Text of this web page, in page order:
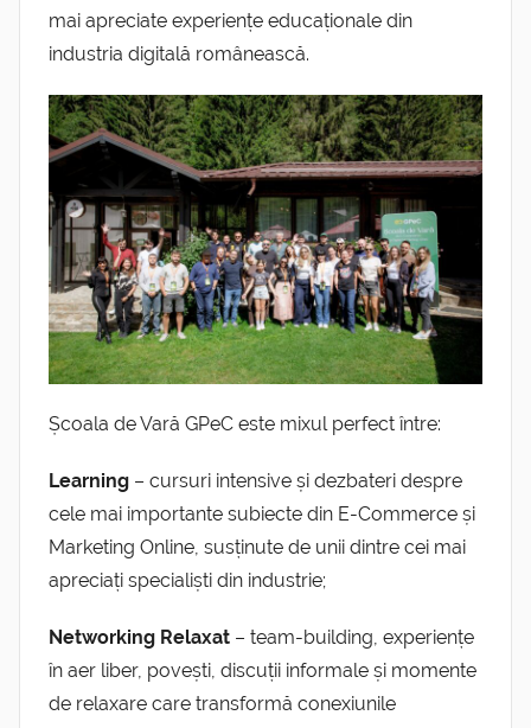
mai apreciate experiențe educaționale din
industria digitală românească.
Școala de Vară GPeC este mixul perfect între:
Learning – cursuri intensive și dezbateri despre
cele mai importante subiecte din E-Commerce și
Marketing Online, susținute de unii dintre cei mai
apreciați specialiști din industrie;
Networking Relaxat – team-building, experiențe
în aer liber, povești, discuții informale și momente
de relaxare care transformă conexiunile